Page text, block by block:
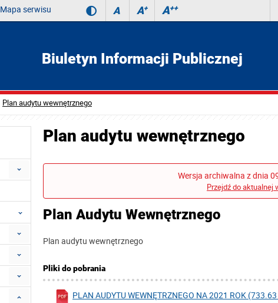
Mapa serwisu A A+ A++
Biuletyn Informacji Publicznej
Plan audytu wewnętrznego
Plan audytu wewnętrznego
Wersja archiwalna z dnia
Przejdź do aktualnej
Plan Audytu Wewnętrznego
Plan audytu wewnętrznego
Pliki do pobrania
PLAN AUDYTU WEWNĘTRZNEGO NA 2021 ROK